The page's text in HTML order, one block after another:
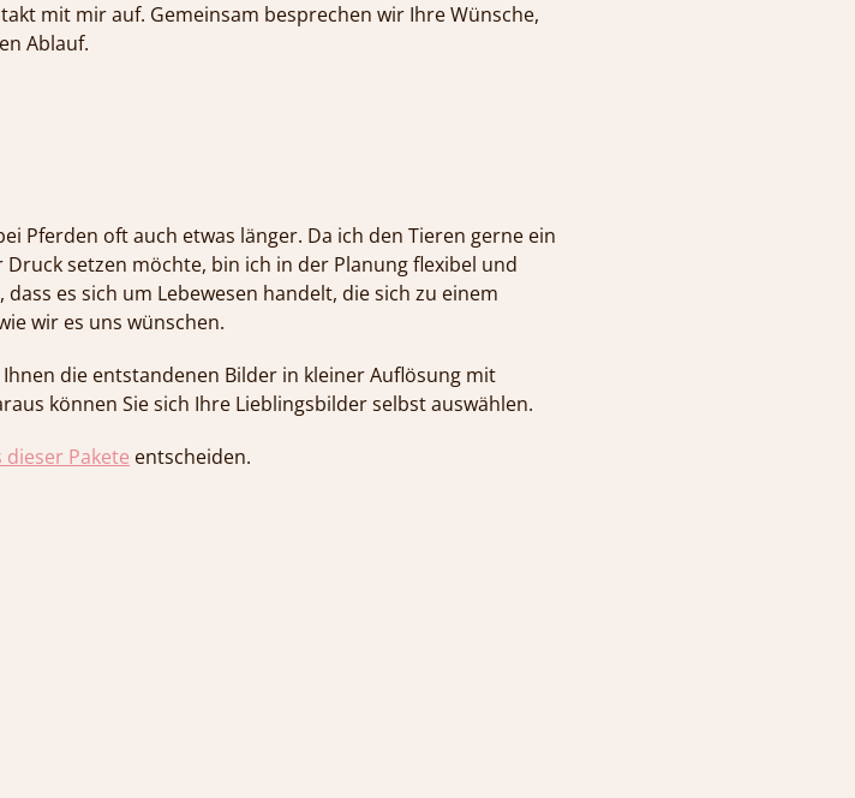
mit mir auf. Gemeinsam besprechen wir Ihre Wünsche,
Ablauf.
Pferden oft auch etwas länger. Da ich den Tieren gerne ein
setzen möchte, bin ich in der Planung flexibel und
es sich um Lebewesen handelt, die sich zu einem
wir es uns wünschen.
die entstandenen Bilder in kleiner Auflösung mit
können Sie sich Ihre Lieblingsbilder selbst auswählen.
dieser Pakete entscheiden.